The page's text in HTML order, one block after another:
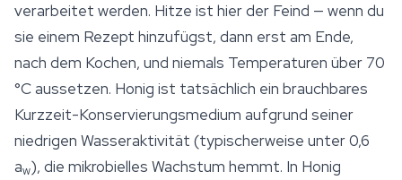
verarbeitet werden. Hitze ist hier der Feind — wenn du
sie einem Rezept hinzufügst, dann erst am Ende,
nach dem Kochen, und niemals Temperaturen über 70
°C aussetzen. Honig ist tatsächlich ein brauchbares
Kurzzeit-Konservierungsmedium aufgrund seiner
niedrigen Wasseraktivität (typischerweise unter 0,6
aw), die mikrobielles Wachstum hemmt. In Honig